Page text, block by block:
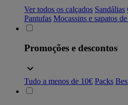
Ver todos os calçados Sandálias
Pantufas Mocassins e sapatos
Promoções e descontos
Tudo a menos de 10€ Packs